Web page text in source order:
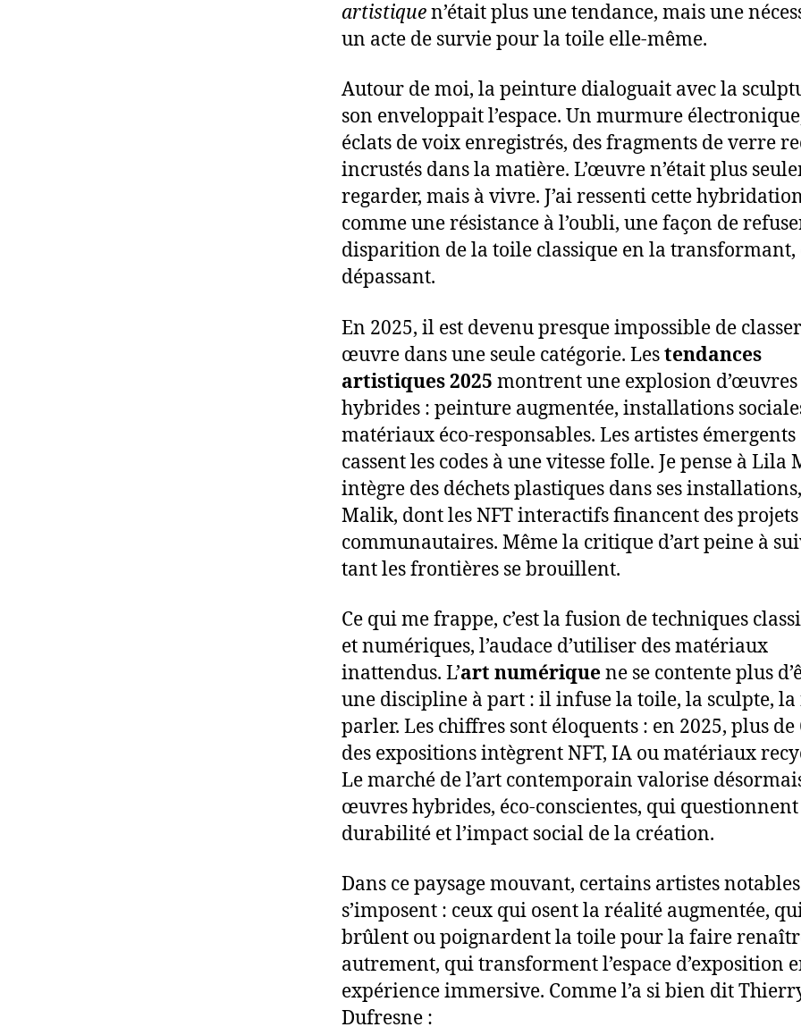
artistiquen’était plus une tendance, mais une
un acte de survie pour la toile elle-même.
Autour de moi, la peinture dialoguait avec la
son enveloppait l’espace. Un murmure
éclats de voix enregistrés, des fragments de verre
incrustés dans la matière. L’œuvre n’était plus
regarder, mais à vivre. J’ai ressenti cette
comme une résistance à l’oubli, une façon de
disparition de la toile classique en la transformant,
dépassant.
En 2025, il est devenu presque impossible de
œuvre dans une seule catégorie. Lestendances
artistiques 2025 montrent une explosion d’œuvres
hybrides : peinture augmentée, installations
matériaux éco-responsables. Les artistes émergents
cassent les codes à une vitesse folle. Je pense à Lila
intègre des déchets plastiques dans ses
Malik, dont les NFT interactifs financent des projets
communautaires. Même la critique d’art peine à
tant les frontières se brouillent.
Ce qui me frappe, c’est la fusion de techniques
et numériques, l’audace d’utiliser des matériaux
inattendus. L’art numériquene se contente plus
une discipline à part : il infuse la toile, la sculpte,
parler. Les chiffres sont éloquents : en 2025, plus de
des expositions intègrent NFT, IA ou matériaux
Le marché de l’art contemporain valorise
œuvres hybrides, éco-conscientes, qui
durabilité et l’impact social de la création.
Dans ce paysage mouvant, certains artistes notables
s’imposent : ceux qui osent la réalité augmentée,
brûlent ou poignardent la toile pour la faire
autrement, qui transforment l’espace d’exposition
expérience immersive. Comme l’a si bien dit
Dufresne :